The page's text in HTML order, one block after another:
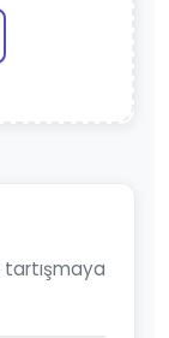
tartışmaya